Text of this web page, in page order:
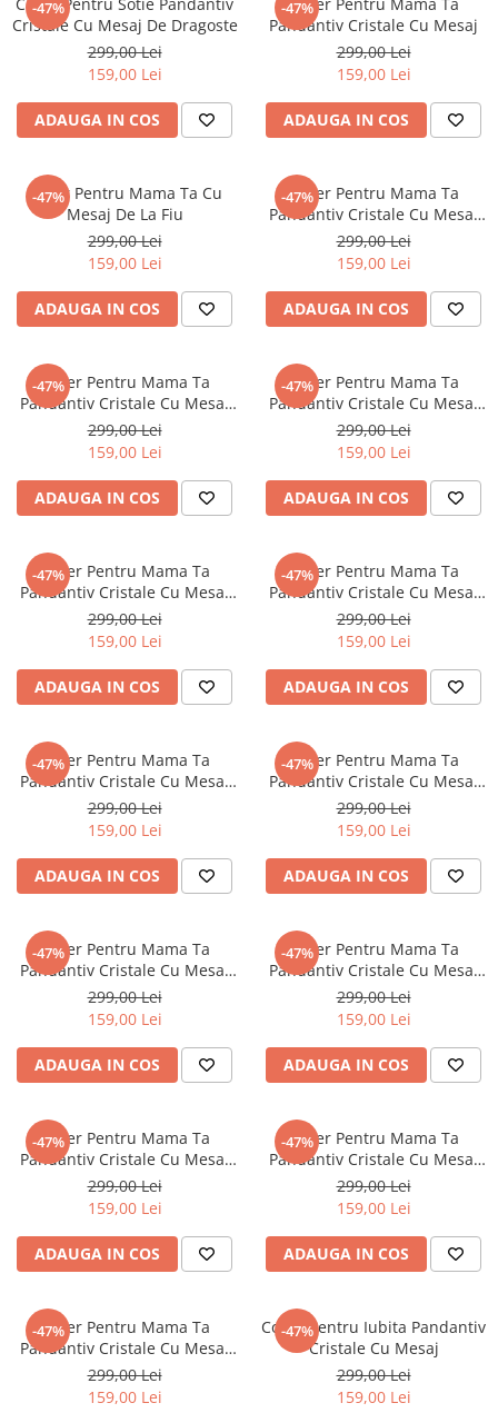
CERCEI
CEASURI DAMA
-47%
Cristale Cu Mesaj De Dragoste
299,00 Lei
159,00 Lei
ADAUGA IN COS
-47%
Pandantiv Cristale Cu Mesaj
299,00 Lei
159,00 Lei
ADAUGA IN COS
-47%
Colier Pentru Mama Ta Cu
Mesaj De La Fiu
299,00 Lei
159,00 Lei
ADAUGA IN COS
-47%
Colier Pentru Mama Ta
Pandantiv Cristale Cu Mesaj
De La Fiica
299,00 Lei
159,00 Lei
ADAUGA IN COS
-47%
Colier Pentru Mama Ta
Pandantiv Cristale Cu Mesaj
De La Fiu
299,00 Lei
159,00 Lei
ADAUGA IN COS
-47%
Colier Pentru Mama Ta
Pandantiv Cristale Cu Mesaj
De la Fiica
299,00 Lei
159,00 Lei
ADAUGA IN COS
-47%
Colier Pentru Mama Ta
Pandantiv Cristale Cu Mesaj
De la Fiu
299,00 Lei
159,00 Lei
ADAUGA IN COS
-47%
Colier Pentru Mama Ta
Pandantiv Cristale Cu Mesaj
De la Fiu
299,00 Lei
159,00 Lei
ADAUGA IN COS
-47%
Colier Pentru Mama Ta
Pandantiv Cristale Cu Mesaj
De la Fiica
299,00 Lei
159,00 Lei
ADAUGA IN COS
-47%
Colier Pentru Mama Ta
Pandantiv Cristale Cu Mesaj
De la Fiica
299,00 Lei
159,00 Lei
ADAUGA IN COS
-47%
Colier Pentru Mama Ta
Pandantiv Cristale Cu Mesaj
De la Fiica
299,00 Lei
159,00 Lei
ADAUGA IN COS
-47%
Colier Pentru Mama Ta
Pandantiv Cristale Cu Mesaj
De la Fiu
299,00 Lei
159,00 Lei
ADAUGA IN COS
-47%
Colier Pentru Mama Ta
Pandantiv Cristale Cu Mesaj
De la Fiu
299,00 Lei
159,00 Lei
ADAUGA IN COS
-47%
Colier Pentru Mama Ta
Pandantiv Cristale Cu Mesaj
De la Fiica
299,00 Lei
159,00 Lei
ADAUGA IN COS
-47%
Colier Pentru Mama Ta
Pandantiv Cristale Cu Mesaj
De la Fiu
299,00 Lei
159,00 Lei
-47%
Colier Pentru Iubita Pandantiv
Cristale Cu Mesaj
299,00 Lei
159,00 Lei